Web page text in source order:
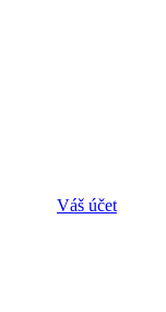
Váš účet